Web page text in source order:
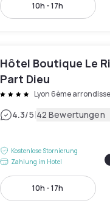
10h - 17h
Hôtel Boutique Le
Part Dieu
Lyon 6ème
4.3/5|42 Bewertungen
Kostenlose Stornierung
Zahlung im Hotel
10h - 17h